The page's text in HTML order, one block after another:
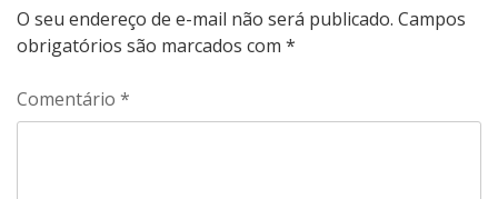
O seu endereço de e-mail não será publicado. Campos
obrigatórios são marcados com *
Comentário *